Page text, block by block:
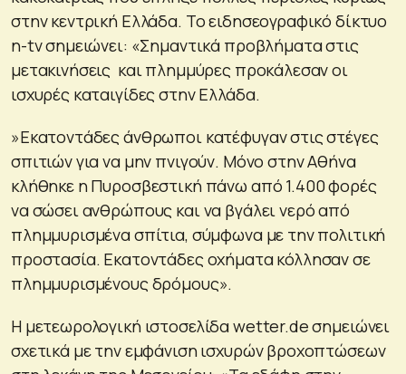
στην κεντρική Ελλάδα. Το ειδησεογραφικό δίκτυο
n-tv σημειώνει: «Σημαντικά προβλήματα στις
μετακινήσεις και πλημμύρες προκάλεσαν οι
ισχυρές καταιγίδες στην Ελλάδα.
»Εκατοντάδες άνθρωποι κατέφυγαν στις στέγες
σπιτιών για να μην πνιγούν. Μόνο στην Αθήνα
κλήθηκε η Πυροσβεστική πάνω από 1.400 φορές
να σώσει ανθρώπους και να βγάλει νερό από
πλημμυρισμένα σπίτια, σύμφωνα με την πολιτική
προστασία. Εκατοντάδες οχήματα κόλλησαν σε
πλημμυρισμένους δρόμους».
Η μετεωρολογική ιστοσελίδα wetter.de σημειώνει
σχετικά με την εμφάνιση ισχυρών βροχοπτώσεων